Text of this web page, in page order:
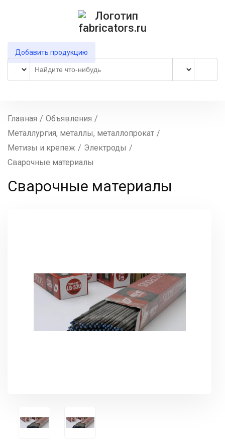
Добавить продукцию
Главная / Объявления /
Металлургия, металлы, металлопрокат /
Метизы и крепеж / Электроды /
Сварочные материалы
Сварочные материалы